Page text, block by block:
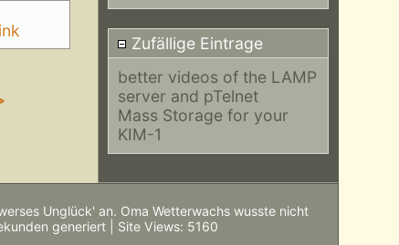
Zufällige Eintrage
better videos of the LAMP
server and pTelnet
Mass Storage for your
KIM-1
Unglück' an. Oma Wetterwachs wusste nicht
generiert | Site Views: 5160